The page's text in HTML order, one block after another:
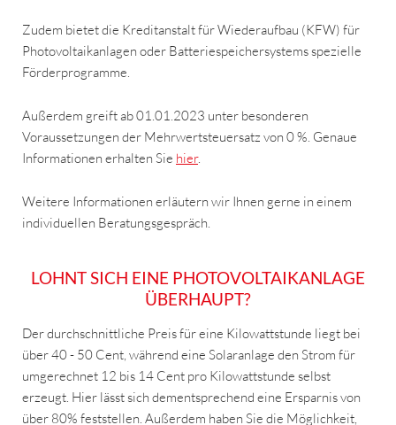
Zudem bietet die Kreditanstalt für Wiederaufbau (KFW) für
Photovoltaikanlagen oder Batteriespeichersystems spezielle
Förderprogramme.
Außerdem greift ab 01.01.2023 unter besonderen
Voraussetzungen der Mehrwertsteuersatz von 0 %. Genaue
Informationen erhalten Sie hier.
Weitere Informationen erläutern wir Ihnen gerne in einem
individuellen Beratungsgespräch.
LOHNT SICH EINE PHOTOVOLTAIKANLAGE
ÜBERHAUPT?
Der durchschnittliche Preis für eine Kilowattstunde liegt bei
über 40 - 50 Cent, während eine Solaranlage den Strom für
umgerechnet 12 bis 14 Cent pro Kilowattstunde selbst
erzeugt. Hier lässt sich dementsprechend eine Ersparnis von
über 80% feststellen. Außerdem haben Sie die Möglichkeit,